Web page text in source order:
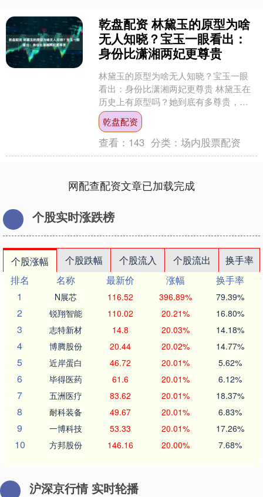
乾盘配资 林黛玉的原型为啥
无人知晓？宝玉一眼看出：
身份比潇湘两妃更尊贵
林黛玉的原型为啥无人知晓？宝玉一眼
看出：身份比潇湘两妃更尊贵 林黛玉在
历史上有原型吗？她到底有多尊贵，几
乎无人知道她的原型是谁！ 红楼研究史
上，很多考证黛玉的人....
乾盘配资
查看： 143 分类：场内股票配资
网配查配资文章已加载完成
个股实时涨跌榜
个股涨幅 个股跌幅 个股流入 个股流出
换手率
排名
名称 最新价 涨幅
换手率
1
N展芯 116.52 396.89% 79.39%
2 锐翔智能 110.02 20.21% 16.80%
3 志特新材 14.8 20.03% 14.18%
4 博腾股份 20.44 20.02% 14.77%
5 近岸蛋白 46.72 20.01% 5.62%
6 毕得医药 61.6 20.01% 6.12%
7 五洲医疗 83.62 20.01% 18.37%
8 耐科装备 49.67 20.01% 6.83%
9 一博科技 53.33 20.01% 17.26%
10 方邦股份 146.16 20.00% 7.68%
沪深京行情 实时轮播